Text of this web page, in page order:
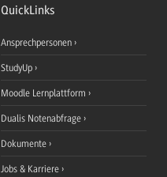
QuickLinks
Ansprechpersonen
StudyUp
Moodle Lernplattform
Dualis Notenabfrage
Dokumente
Jobs & Karriere